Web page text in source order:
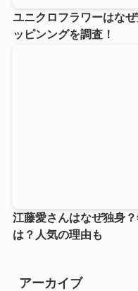
ユニクロフラワーはな
ッピンングを調査！
江藤愛さんはなぜ独身
は？人気の理由も
アーカイブ